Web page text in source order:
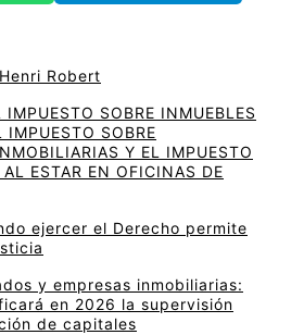
Robert
SOBRE INMUEBLES
IMPUESTO SOBRE
Y EL IMPUESTO
ESTAR EN OFICINAS DE
ejercer el Derecho permite
y empresas inmobiliarias:
en 2026 la supervisión
de capitales